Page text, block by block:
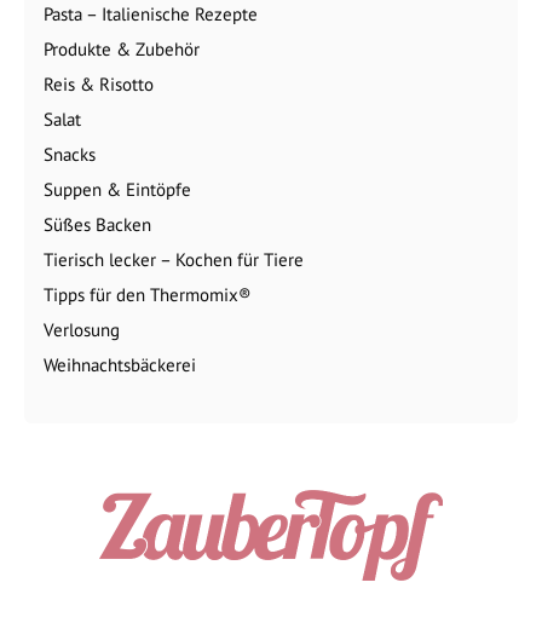
Pasta – Italienische Rezepte
Produkte & Zubehör
Reis & Risotto
Salat
Snacks
Suppen & Eintöpfe
Süßes Backen
Tierisch lecker – Kochen für Tiere
Tipps für den Thermomix®
Verlosung
Weihnachtsbäckerei